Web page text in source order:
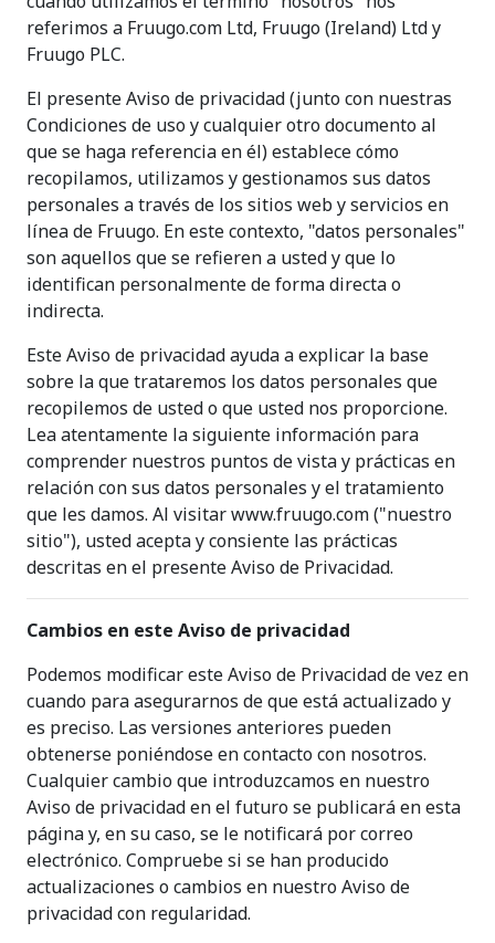
referimos a Fruugo.com Ltd, Fruugo (Ireland) Ltd y
Fruugo PLC.
El presente Aviso de privacidad (junto con nuestras
Condiciones de uso y cualquier otro documento al
que se haga referencia en él) establece cómo
recopilamos, utilizamos y gestionamos sus datos
personales a través de los sitios web y servicios en
línea de Fruugo. En este contexto, "datos personales"
son aquellos que se refieren a usted y que lo
identifican personalmente de forma directa o
indirecta.
Este Aviso de privacidad ayuda a explicar la base
sobre la que trataremos los datos personales que
recopilemos de usted o que usted nos proporcione.
Lea atentamente la siguiente información para
comprender nuestros puntos de vista y prácticas en
relación con sus datos personales y el tratamiento
que les damos. Al visitar www.fruugo.com ("nuestro
sitio"), usted acepta y consiente las prácticas
descritas en el presente Aviso de Privacidad.
Cambios en este Aviso de privacidad
Podemos modificar este Aviso de Privacidad de vez en
cuando para asegurarnos de que está actualizado y
es preciso. Las versiones anteriores pueden
obtenerse poniéndose en contacto con nosotros.
Cualquier cambio que introduzcamos en nuestro
Aviso de privacidad en el futuro se publicará en esta
página y, en su caso, se le notificará por correo
electrónico. Compruebe si se han producido
actualizaciones o cambios en nuestro Aviso de
privacidad con regularidad.